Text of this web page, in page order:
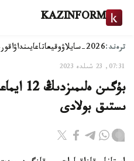
KAZINFORM
ترەند:2026-سايلاۋ وقيعاتاعايىنداۋ
07:31, 23 شىلدە 2023
ىستىق بولادى